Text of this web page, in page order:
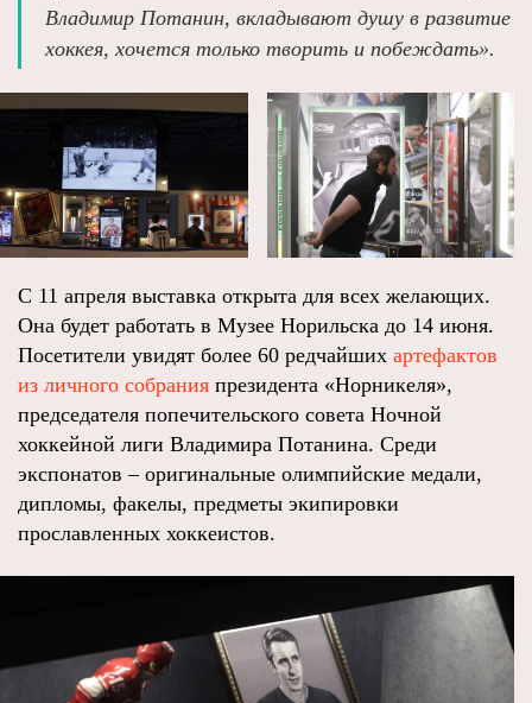
Владимир Потанин, вкладывают душу в развитие
хоккея, хочется только творить и побеждать».
С 11 апреля выставка открыта для всех желающих.
Она будет работать в Музее Норильска до 14 июня.
Посетители увидят более 60 редчайших артефактов
из личного собрания президента «Норникеля»,
председателя попечительского совета Ночной
хоккейной лиги Владимира Потанина. Среди
экспонатов – оригинальные олимпийские медали,
дипломы, факелы, предметы экипировки
прославленных хоккеистов.